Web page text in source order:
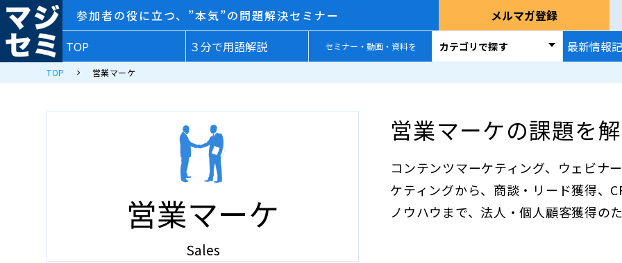
参加者の役に立つ、”本気”の問題解決セミナー
メルマガ登録
TOP
３分で用語解説 セミナー・動画・資料を カテゴリで探す 最新情報
TOP 営業マーケ
営業マーケ
Sales
営業マーケの課題を
コンテンツマーケティング、ウェビナ
ケティングから、商談・リード獲得、
ノウハウまで、法人・個人顧客獲得の